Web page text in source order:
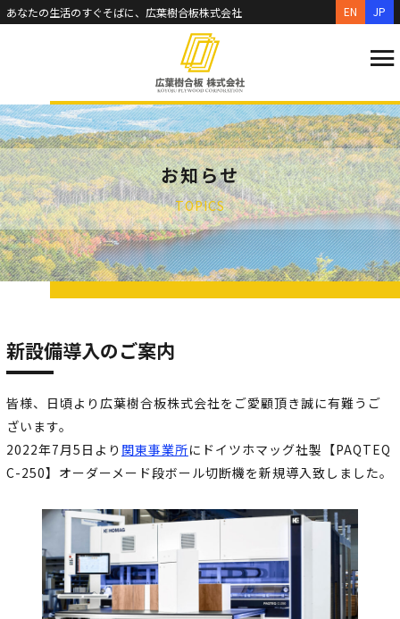
あなたの生活のすぐそばに、広葉樹合板株式会社 EN JP
お知らせ
TOPICS
新設備導入のご案内
皆様、日頃より広葉樹合板株式会社をご愛顧頂き誠に有難うご
ざいます。
2022年7月5日より 関東事業所にドイツホマッグ社製【PAQTEQ
C-250】オーダーメード段ボール切断機を新規導入致しました。